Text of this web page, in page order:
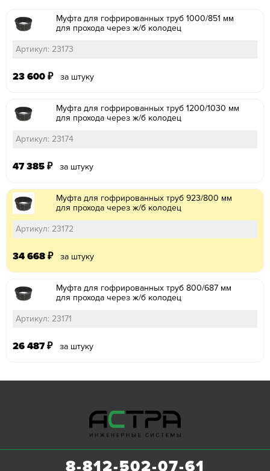
Муфта для гофрированных труб 1000/851 мм
для прохода через ж/б колодец
Артикул: 23173
23 600 ₽ за штуку
Муфта для гофрированных труб 1200/1030 мм
для прохода через ж/б колодец
Артикул: 23174
47 385 ₽ за штуку
Муфта для гофрированных труб 923/800 мм
для прохода через ж/б колодец
Артикул: 23172
34 668 ₽ за штуку
Муфта для гофрированных труб 800/687 мм
для прохода через ж/б колодец
Артикул: 23171
26 487 ₽ за штуку
8-812-502-07-61